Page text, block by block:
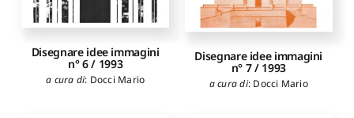
Disegnare idee immagini
n° 6 / 1993
a cura di: Docci Mario
Disegnare idee immagini
n° 7 / 1993
a cura di: Docci Mario